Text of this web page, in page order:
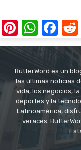
Pinterest
ButterWord es un
las últimas noticias
vida, los negocios,
deportes y la
Latinoamérica,
veraces.